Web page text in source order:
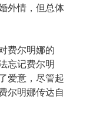
外情，但总体
费尔明娜的
忘记费尔明
爱意，尽管起
尔明娜传达自